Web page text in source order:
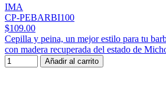
IMA
CP-PEBARBI100
$109.00
Cepilla y peina, un mejor estilo para tu
con madera recuperada del estado de
Añadir al carrito